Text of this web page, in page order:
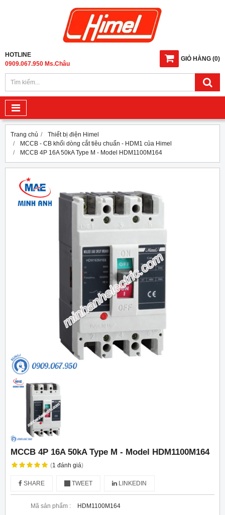
GIỎ HÀNG (0)
HOTLINE
0909.067.950 Ms.Châu
Trang chủ
Thiết bị điện Himel
MCCB - CB khối dòng cắt tiêu chuẩn - HDM1 của Himel
MCCB 4P 16A 50kA Type M - Model HDM1100M164
MCCB 4P 16A 50kA Type M - Model HDM1100M164
(1 đánh giá)
SHARE TWEET LINKEDIN
Mã sản phẩm :
HDM1100M164